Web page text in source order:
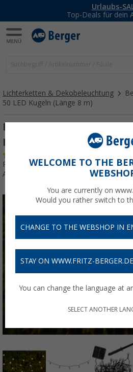
-20% auf Kleidung
Mit dem
Lichterketten & Dekobeleuchtung
50 LED Kugeln (Länge 8 m)
Berger Balls Solar
Kugeln (Länge 8 m)
Produkttester:Sehr gut
Art.-Nr.: 476162
WELCOME TO THE
You are currently on
Would you rather switch to
CHANGE TO THE WEBSHOP IN
STAY ON WWW.FRITZ-BERGER.DE
You can change the language at
SELECT ANOTHER